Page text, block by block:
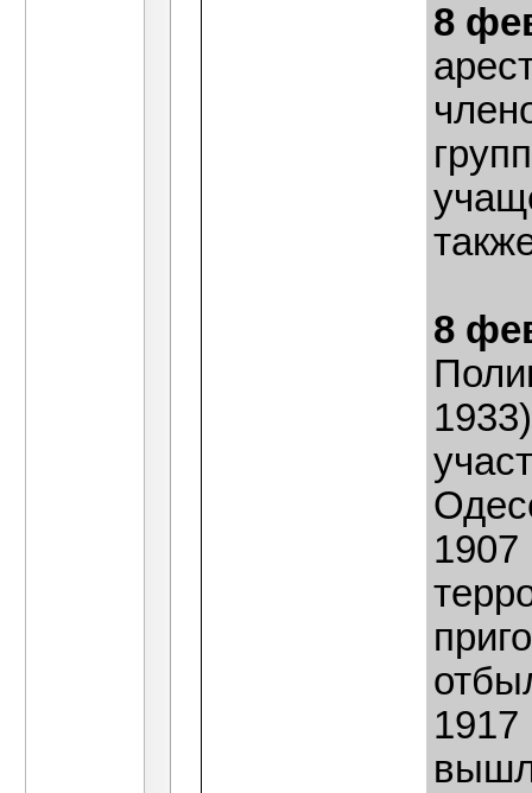
8
8
1907